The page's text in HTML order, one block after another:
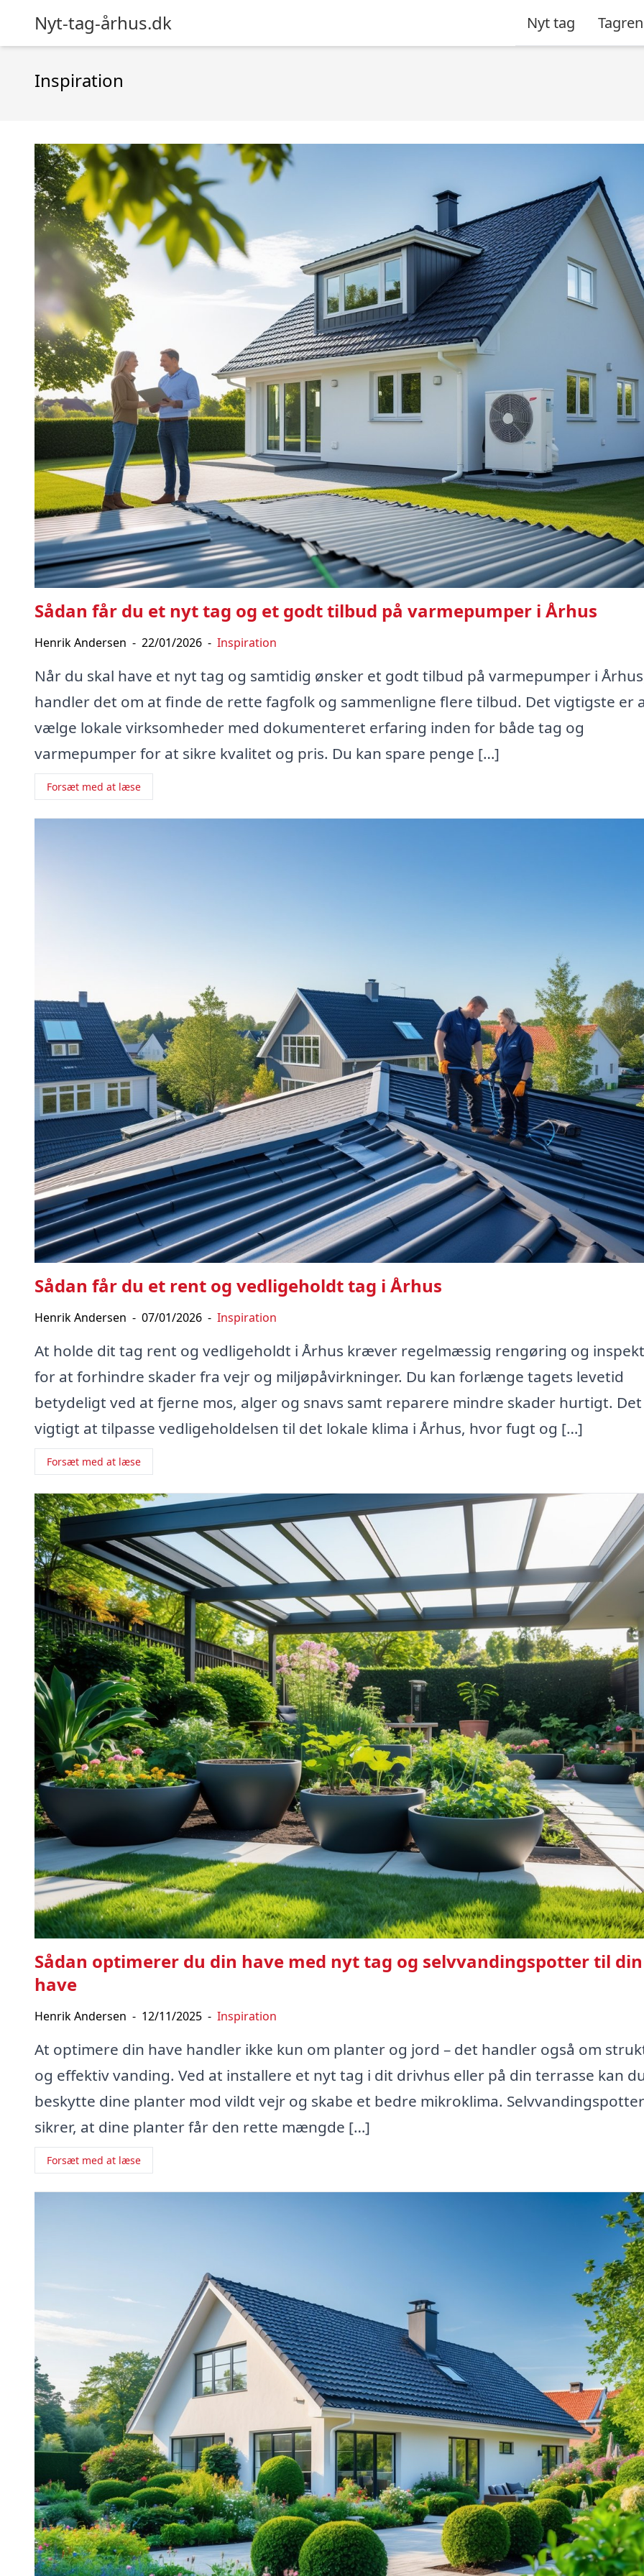
Nyt-tag-århus.dk Nyt tag
Inspiration
Sådan får du et nyt tag og et godt tilbud på varmepumper i Århus
Henrik Andersen - 22/01/2026 - Inspiration
Når du skal have et nyt tag og samtidig ønsker et godt tilbud på varmepumper i
handler det om at finde de rette fagfolk og sammenligne flere tilbud. Det vigtigste er
vælge lokale virksomheder med dokumenteret erfaring inden for både tag og
varmepumper for at sikre kvalitet og pris. Du kan spare penge […]
Forsæt med at læse
Sådan får du et rent og vedligeholdt tag i Århus
Henrik Andersen - 07/01/2026 - Inspiration
At holde dit tag rent og vedligeholdt i Århus kræver regelmæssig rengøring og
for at forhindre skader fra vejr og miljøpåvirkninger. Du kan forlænge tagets levetid
betydeligt ved at fjerne mos, alger og snavs samt reparere mindre skader hurtigt.
vigtigt at tilpasse vedligeholdelsen til det lokale klima i Århus, hvor fugt og […]
Forsæt med at læse
Sådan optimerer du din have med nyt tag og selvvandingspotter til din
have
Henrik Andersen - 12/11/2025 - Inspiration
At optimere din have handler ikke kun om planter og jord – det handler også om
og effektiv vanding. Ved at installere et nyt tag i dit drivhus eller på din terrasse kan
beskytte dine planter mod vildt vejr og skabe et bedre mikroklima. Selvvandingspotter
sikrer, at dine planter får den rette mængde […]
Forsæt med at læse